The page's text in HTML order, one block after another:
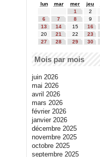
lun
mar mer jeu
1
2
6
7 8 9
13
14 15 16
20
21 22 23
27
28 29 30
Mois par mois
juin 2026
mai 2026
avril 2026
mars 2026
février 2026
janvier 2026
décembre 2025
novembre 2025
octobre 2025
septembre 2025